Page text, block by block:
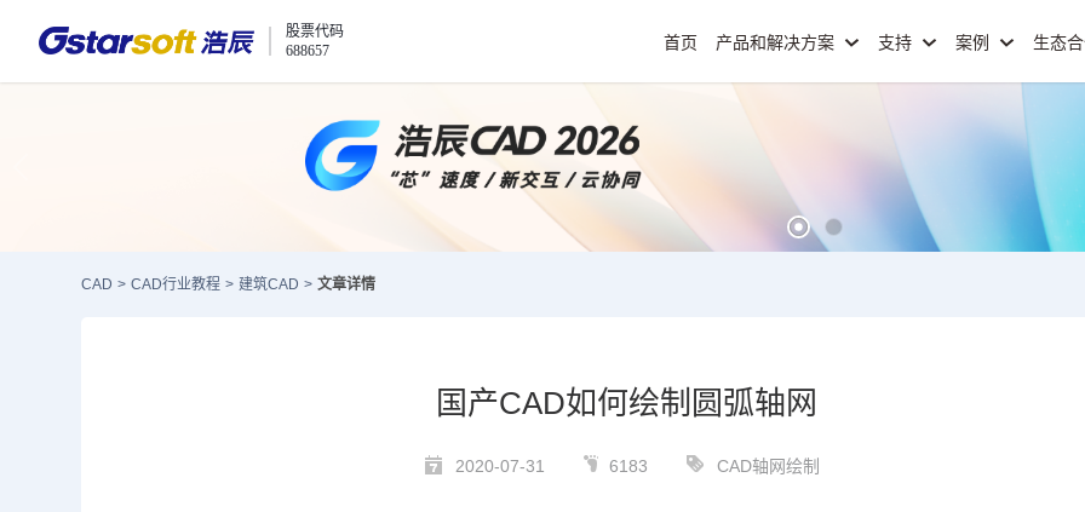
股票代码
688657
首页 产品和解决方案 支持 案例 生态
CAD > CAD行业教程 > 建筑CAD > 文章详情
国产CAD如何绘制圆弧轴网
2020-07-31 6183 CAD轴网绘制